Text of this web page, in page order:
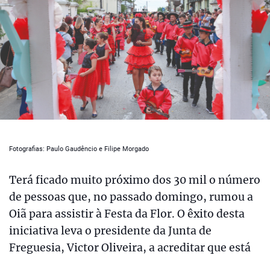
Fotografias: Paulo Gaudêncio e Filipe Morgado
Terá ficado muito próximo dos 30 mil o número
de pessoas que, no passado domingo, rumou a
Oiã para assistir à Festa da Flor. O êxito desta
iniciativa leva o presidente da Junta de
Freguesia, Victor Oliveira, a acreditar que está